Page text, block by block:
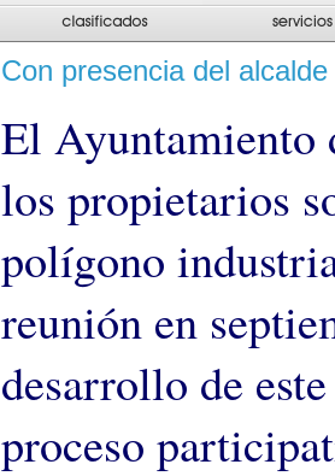
Con presencia del
El Ayuntamiento
los propietarios
polígono
reunión en
desarrollo de
proceso